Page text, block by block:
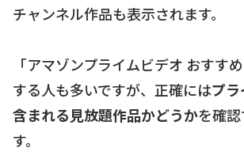
チャンネル作品も表示されます。
「アマゾンプライムビデオ おすす
する人も多いですが、正確にはプ
含まれる見放題作品かどうかを確
す。